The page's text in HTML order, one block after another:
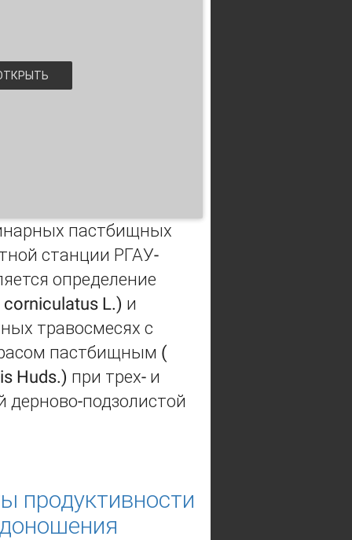
пастбищных
станции РГАУ-
определение
L.) и
травосмесях с
пастбищным (
Huds.) при трех- и
дерново-подзолистой
рогатым (Lotus
продуктивности